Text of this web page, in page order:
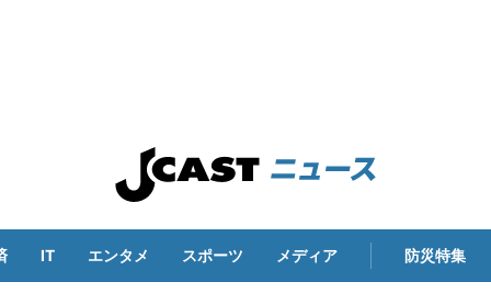
IT エンタメ スポーツ メディア 防災特集